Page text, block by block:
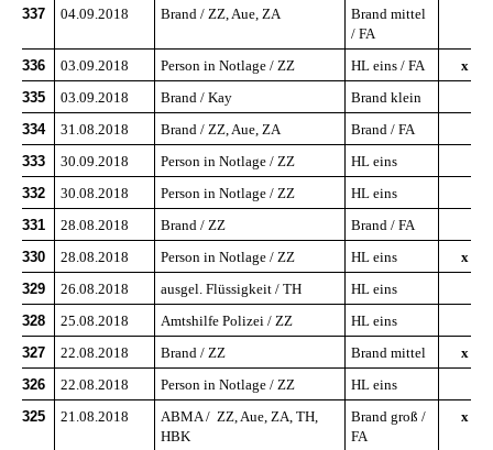
337 04.09.2018 Brand / ZZ, Aue, ZA
Brand mittel
/ FA
336
03.09.2018 Person in Notlage / ZZ HL eins / FA
x
335
03.09.2018 Brand / Kay
Brand klein
334
31.08.2018 Brand / ZZ, Aue, ZA
Brand / FA
333
30.09.2018 Person in Notlage / ZZ
HL eins
332
30.08.2018 Person in Notlage / ZZ
HL eins
331
28.08.2018 Brand / ZZ
Brand / FA
330
28.08.2018 Person in Notlage / ZZ HL eins
x
329
26.08.2018 ausgel. Flüssigkeit / TH
HL eins
328
25.08.2018 Amtshilfe Polizei / ZZ
HL eins
327
22.08.2018 Brand / ZZ Brand mittel
x
326
22.08.2018 Person in Notlage / ZZ
HL eins
325
21.08.2018
ABMA / ZZ, Aue, ZA, TH,
HBK
Brand groß /
FA
x